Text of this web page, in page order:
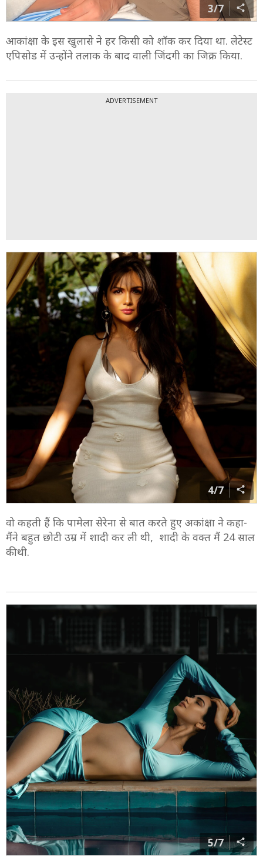
3/7
आकांक्षा के इस खुलासे ने हर किसी को शॉक कर दिया था. लेटेस्ट
एपिसोड में उन्होंने तलाक के बाद वाली जिंदगी का जिक्र किया.
ADVERTISEMENT
4/7
वो कहती हैं कि पामेला सेरेना से बात करते हुए अकांक्षा ने कहा-
मैंने बहुत छोटी उम्र में शादी कर ली थी, शादी के वक्त मैं 24 साल
की थी.
5/7